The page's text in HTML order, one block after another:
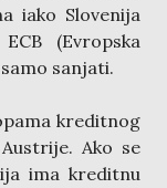
iako Slovenija
(Evropska
sanjati.
kreditnog
Ako se
ima kreditnu